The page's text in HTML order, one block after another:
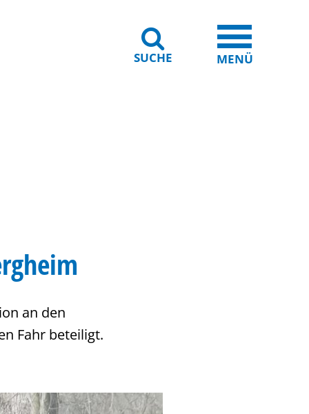
SUCHE MENÜ
an den
Fahr beteiligt.